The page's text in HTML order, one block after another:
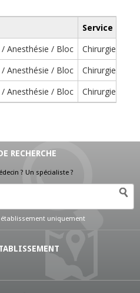
Service
/ Anesthésie / Bloc
Chirurgie
/ Anesthésie / Bloc
Chirurgie
/ Anesthésie / Bloc Chirurgie
RECHERCHE
? Un spécialiste ?
établissement uniquement